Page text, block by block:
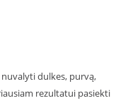
dulkes, purvą,
rezultatui pasiekti